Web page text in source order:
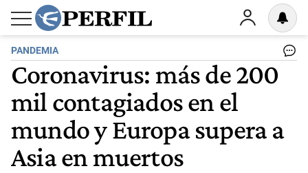
PANDEMIA
Coronavirus: más de 200
mil contagiados en el
mundo y Europa supera a
Asia en muertos